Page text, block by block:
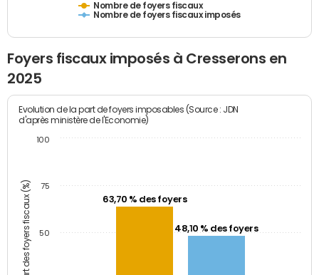
Nombre de foyers fiscaux
Nombre de foyers fiscaux imposés
Foyers fiscaux imposés à Cresserons en
2025
Part des foyers fiscaux (%)
Evolution de la part de foyers imposables (Source : JDN
d'après ministère de l'Economie)
63,70 % des foyers
48,10 % des foyers
50
75
100